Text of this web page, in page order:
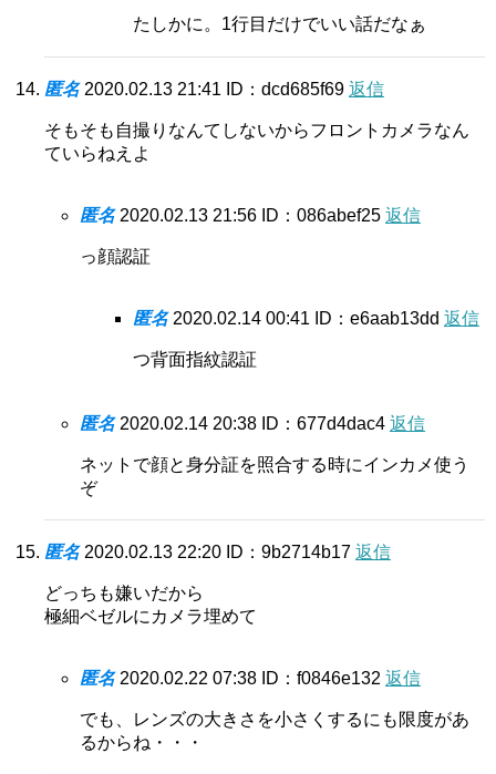
たしかに。1行目だけでいい話だなぁ
匿名 2020.02.13 21:41 ID：dcd685f69 返信
そもそも自撮りなんてしないからフロントカメラなん
ていらねえよ
匿名 2020.02.13 21:56 ID：086abef25 返信
っ顔認証
匿名 2020.02.14 00:41 ID：e6aab13dd 返信
つ背面指紋認証
匿名 2020.02.14 20:38 ID：677d4dac4 返信
ネットで顔と身分証を照合する時にインカメ使う
ぞ
匿名 2020.02.13 22:20 ID：9b2714b17 返信
どっちも嫌いだから
極細ベゼルにカメラ埋めて
匿名 2020.02.22 07:38 ID：f0846e132 返信
でも、レンズの大きさを小さくするにも限度があ
るからね・・・